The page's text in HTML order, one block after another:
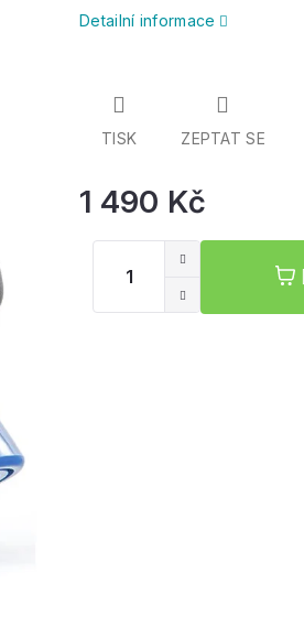
1 490 Kč
Detailní informace
TISK ZEPTAT SE